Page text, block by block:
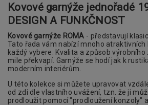
Kovové garnýže jednořadé
DESIGN A FUNKČNOST
Kovové garnýže ROMA - představují
Tato řada vám nabízí mnoho atraktivních
každý vybere. Kvalita a způsob
mile překvapí. Garnýže se hodí jak k
moderním interiérům.
U této kolekce si můžete upravovat
od zdi dle vlastního uvážení, tzn. že ji
prodloužit pomocí "prodloužení konzoly"